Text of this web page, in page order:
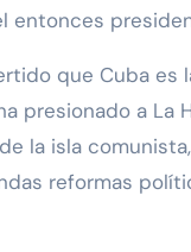
entonces
que Cuba
presionado a
la isla
reformas